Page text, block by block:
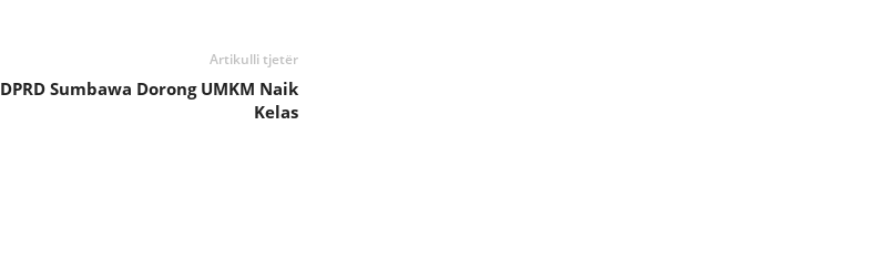
Artikulli tjetër
DPRD Sumbawa Dorong UMKM Naik
Kelas